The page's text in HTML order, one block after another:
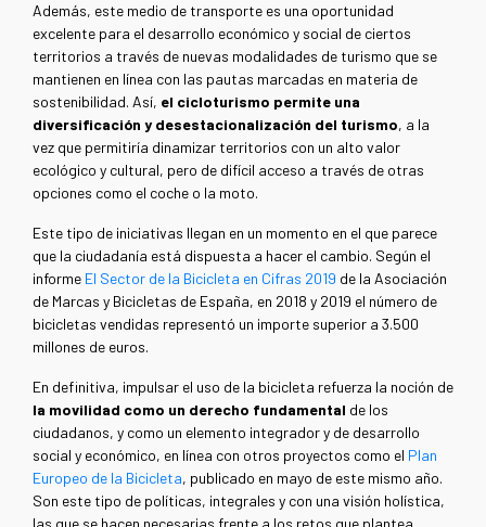
Además, este medio de transporte es una oportunidad
excelente para el desarrollo económico y social de ciertos
territorios a través de nuevas modalidades de turismo que se
mantienen en línea con las pautas marcadas en materia de
sostenibilidad. Así, el cicloturismo permite una
diversificación y desestacionalización del turismo, a la
vez que permitiría dinamizar territorios con un alto valor
ecológico y cultural, pero de difícil acceso a través de otras
opciones como el coche o la moto.
Este tipo de iniciativas llegan en un momento en el que parece
que la ciudadanía está dispuesta a hacer el cambio. Según el
informe El Sector de la Bicicleta en Cifras 2019 de la Asociación
de Marcas y Bicicletas de España, en 2018 y 2019 el número de
bicicletas vendidas representó un importe superior a 3.500
millones de euros.
En definitiva, impulsar el uso de la bicicleta refuerza la noción de
la movilidad como un derecho fundamental de los
ciudadanos, y como un elemento integrador y de desarrollo
social y económico, en línea con otros proyectos como el Plan
Europeo de la Bicicleta, publicado en mayo de este mismo año.
Son este tipo de políticas, integrales y con una visión holística,